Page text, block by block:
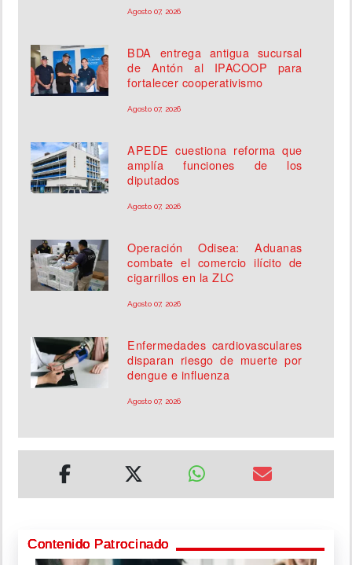
Agosto 07, 2026
BDA entrega antigua sucursal
de Antón al IPACOOP para
fortalecer cooperativismo
Agosto 07, 2026
APEDE cuestiona reforma que
amplía funciones de los
diputados
Agosto 07, 2026
Operación Odisea: Aduanas
combate el comercio ilícito de
cigarrillos en la ZLC
Agosto 07, 2026
Enfermedades cardiovasculares
disparan riesgo de muerte por
dengue e influenza
Agosto 07, 2026
Contenido Patrocinado